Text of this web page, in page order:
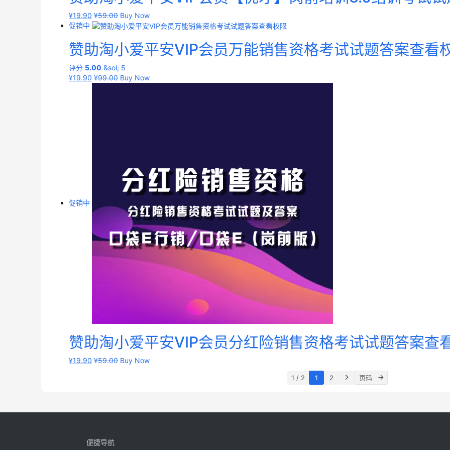
¥19.90 ¥59.00 Buy Now
促销中
赞助淘小爱平安VIP会员万能销售资格考试试题答案查看
评分 5.00 &sol; 5
¥19.90 ¥99.00 Buy Now
促销中
赞助淘小爱平安VIP会员分红险销售资格考试试题答案查
¥19.90 ¥59.00 Buy Now
1 / 2 1 2
便捷导航